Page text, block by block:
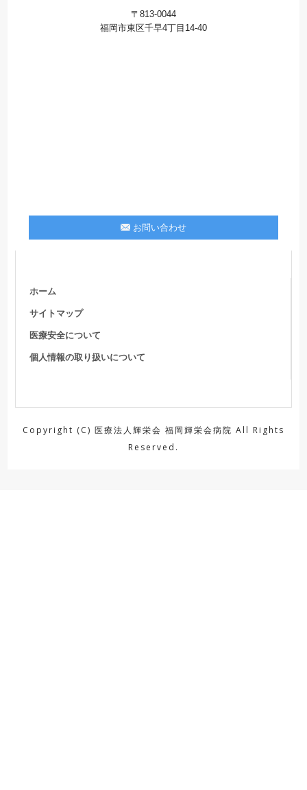
〒813-0044
福岡市東区千早4丁目14-40
お問い合わせ
ホーム
サイトマップ
医療安全について
個人情報の取り扱いについて
Copyright (C) 医療法人輝栄会 福岡輝栄会病院 All Rights
Reserved.